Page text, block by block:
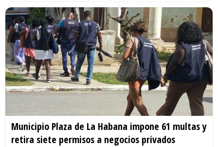
Municipio Plaza de La Habana impone 61 multas y
retira siete permisos a negocios privados